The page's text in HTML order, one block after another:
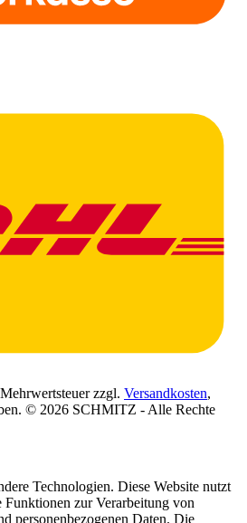
zzgl. Versandkosten,
© 2026 SCHMITZ - Alle Rechte
Technologien. Diese Website nutzt
zur Verarbeitung von
personenbezogenen Daten. Die